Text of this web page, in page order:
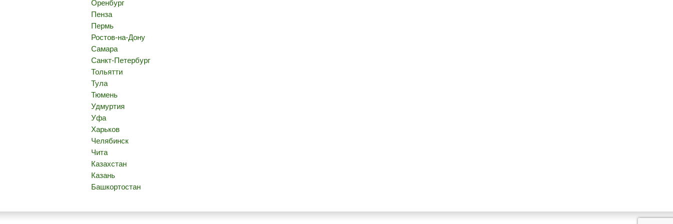
Оренбург
Пенза
Пермь
Ростов-на-Дону
Самара
Санкт-Петербург
Тольятти
Тула
Тюмень
Удмуртия
Уфа
Харьков
Челябинск
Чита
Казахстан
Казань
Башкортостан